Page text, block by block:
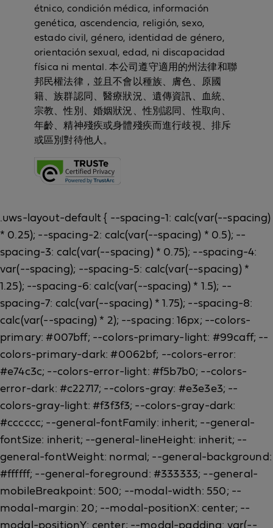
étnico, condición médica, información
genética, ascendencia, religión, sexo,
estado civil, género, identidad de género,
orientación sexual, edad, ni discapacidad
física ni mental. 本公司遵守適用的州法律和聯
邦民權法律，並且不會以種族、膚色、原國
籍、族群認同、醫療狀況、遺傳資訊、血統、
宗教、性別、婚姻狀況、性別認同、性取向、
年齡、精神殘疾或身體殘疾而進行歧視、排斥
或區別對待他人。